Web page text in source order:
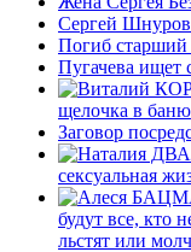
Сергей
Погиб старший
Пугачева ищет
щелочка в баню
Заговор
сексуальная
будут все, кто
льстят или